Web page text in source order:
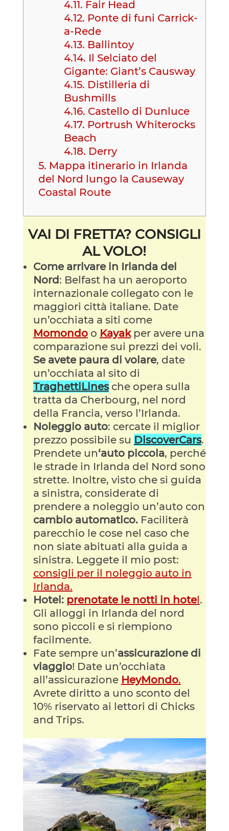
4.11. Fair Head
4.12. Ponte di funi Carrick-
a-Rede
4.13. Ballintoy
4.14. Il Selciato del
Gigante: Giant’s Causway
4.15. Distilleria di
Bushmills
4.16. Castello di Dunluce
4.17. Portrush Whiterocks
Beach
4.18. Derry
5. Mappa itinerario in Irlanda
del Nord lungo la Causeway
Coastal Route
VAI DI FRETTA? CONSIGLI
AL VOLO!
Come arrivare in Irlanda del
Nord: Belfast ha un aeroporto
internazionale collegato con le
maggiori città italiane. Date
un’occhiata a siti come
Momondoo Kayakper avere una
comparazione sui prezzi dei voli.
Se avete paura di volare, date
un’occhiata al sito di
TraghettiLinesche opera sulla
tratta da Cherbourg, nel nord
della Francia, verso l’Irlanda.
Noleggio auto: cercate il miglior
prezzo possibile su DiscoverCars.
Prendete un‘auto piccola, perché
le strade in Irlanda del Nord sono
strette. Inoltre, visto che si guida
a sinistra, considerate di
prendere a noleggio un’auto con
cambio automatico.Faciliterà
parecchio le cose nel caso che
non siate abituati alla guida a
sinistra. Leggete il mio post:
consigli per il noleggio auto in
Irlanda.
Hotel: prenotate le notti in hotel.
Gli alloggi in Irlanda del nord
sono piccoli e si riempiono
facilmente.
Fate sempre un’assicurazione di
viaggio! Date un’occhiata
all’assicurazione HeyMondo.
Avrete diritto a uno sconto del
10% riservato ai lettori di Chicks
and Trips.